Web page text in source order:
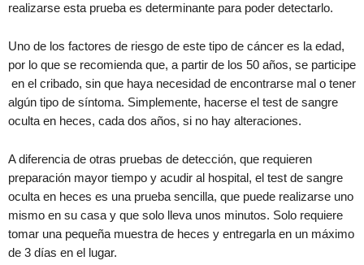
realizarse esta prueba es determinante para poder detectarlo.
Uno de los factores de riesgo de este tipo de cáncer es la edad,
por lo que se recomienda que, a partir de los 50 años, se participe
en el cribado, sin que haya necesidad de encontrarse mal o tener
algún tipo de síntoma. Simplemente, hacerse el test de sangre
oculta en heces, cada dos años, si no hay alteraciones.
A diferencia de otras pruebas de detección, que requieren
preparación mayor tiempo y acudir al hospital, el test de sangre
oculta en heces es una prueba sencilla, que puede realizarse uno
mismo en su casa y que solo lleva unos minutos. Solo requiere
tomar una pequeña muestra de heces y entregarla en un máximo
de 3 días en el lugar.